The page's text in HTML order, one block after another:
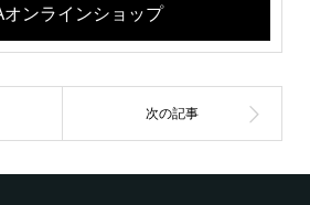
オンラインショップ